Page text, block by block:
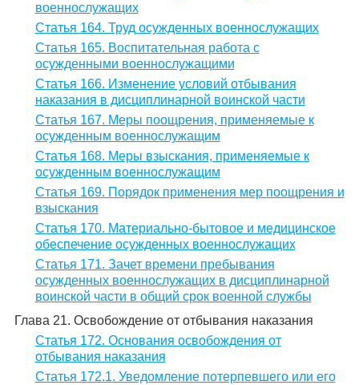
военнослужащих
Статья 164. Труд осужденных военнослужащих
Статья 165. Воспитательная работа с
осужденными военнослужащими
Статья 166. Изменение условий отбывания
наказания в дисциплинарной воинской части
Статья 167. Меры поощрения, применяемые к
осужденным военнослужащим
Статья 168. Меры взыскания, применяемые к
осужденным военнослужащим
Статья 169. Порядок применения мер поощрения и
взыскания
Статья 170. Материально-бытовое и медицинское
обеспечение осужденных военнослужащих
Статья 171. Зачет времени пребывания
осужденных военнослужащих в дисциплинарной
воинской части в общий срок военной службы
Глава 21. Освобождение от отбывания наказания
Статья 172. Основания освобождения от
отбывания наказания
Статья 172.1. Уведомление потерпевшего или его